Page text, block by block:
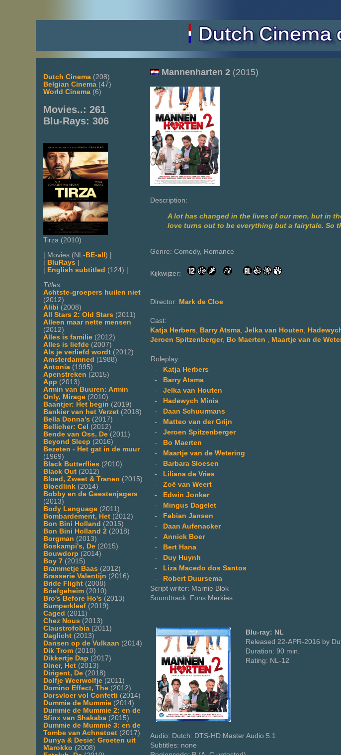
Dutch Cinema (208)
Belgian Cinema (47)
World Cinema (6)
Movies..: 261
Blu-Rays: 306
Tirza (2010)
| Movies (NL- BE-all ) |
BluRays
English subtitled (124) |
Titles:
Achtste-groepers huilen niet
(2012)
Alibi (2008)
All Stars 2: Old Stars (2011)
Alleen maar nette mensen
(2012)
Alles is familie (2012)
Alles is liefde (2007)
Als je verliefd wordt (2012)
Amsterdamned (1988)
Antonia (1995)
Apenstreken (2015)
App (2013)
Armin van Buuren: Armin
Only, Mirage (2010)
Baantjer: Het begin (2019)
Bankier van het Verzet (2018)
Bella Donna's (2017)
Bellicher: Cel (2012)
Bende van Oss, De (2011)
Beyond Sleep (2016)
Bezeten - Het gat in de muur
(1969)
Black Butterflies (2010)
Black Out (2012)
Bloed, Zweet & Tranen (2015)
Bloedlink (2014)
Bobby en de Geestenjagers
(2013)
Body Language (2011)
Bombardement, Het (2012)
Bon Bini Holland (2015)
Bon Bini Holland 2 (2018)
Borgman (2013)
Boskampi's, De (2015)
Bouwdorp (2014)
Boy 7 (2015)
Brammetje Baas (2012)
Brasserie Valentijn (2016)
Bride Flight (2008)
Briefgeheim (2010)
Bro's Before Ho's (2013)
Bumperkleef (2019)
Caged (2011)
Chez Nous (2013)
Claustrofobia (2011)
Daglicht (2013)
Dansen op de Vulkaan (2014)
Dik Trom (2010)
Dikkertje Dap (2017)
Diner, Het (2013)
Dirigent, De (2018)
Dolfje Weerwolfje (2011)
Domino Effect, The (2012)
Dorsvloer vol Confetti (2014)
Dummie de Mummie (2014)
Dummie de Mummie 2: en de
Sfinx van Shakaba (2015)
Dummie de Mummie 3: en de
Tombe van Achnetoet (2017)
Dunya & Desie: Groeten uit
Marokko (2008)
Mannenharten 2 (2015)
Description:
A lot has changed in the lives of our men, but in
love turns out to be everything but a fairytale. So
Genre: Comedy, Romance
Kijkwijzer:
Director: Mark de Cloe
Cast:
Katja Herbers
Barry Atsma Jelka van Houten
Jeroen Spitzenberger, Bo Maerten Maartje van de
Roleplay:
-
Katja Herbers
-
Barry Atsma
- Jelka van Houten
-
Hadewych Minis
-
Daan Schuurmans
-
Matteo van der Grijn
- Jeroen Spitzenberger
-
Bo Maerten
-
Maartje van de Wetering
-
Barbara Sloesen
-
Liliana de Vries
- Zoë van Weert
-
Edwin Jonker
-
Mingus Dagelet
-
Fabian Jansen
-
Daan Aufenacker
- Annick Boer
-
Bert Hana
-
Duy Huynh
-
Liza Macedo dos Santos
-
Robert Duursema
Script writer: Marnie Blok
Soundtrack: Fons Merkies
Blu-ray: NL
Released 22-APR-2016 by
Duration: 90 min.
Rating: NL-12
Audio: Dutch: DTS-HD Master Audio 5.1
Subtitles: none